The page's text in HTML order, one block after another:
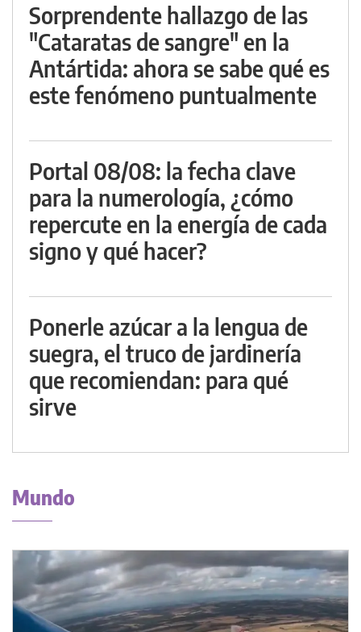
Sorprendente hallazgo de las
"Cataratas de sangre" en la
Antártida: ahora se sabe qué es
este fenómeno puntualmente
Portal 08/08: la fecha clave
para la numerología, ¿cómo
repercute en la energía de cada
signo y qué hacer?
Ponerle azúcar a la lengua de
suegra, el truco de jardinería
que recomiendan: para qué
sirve
Mundo